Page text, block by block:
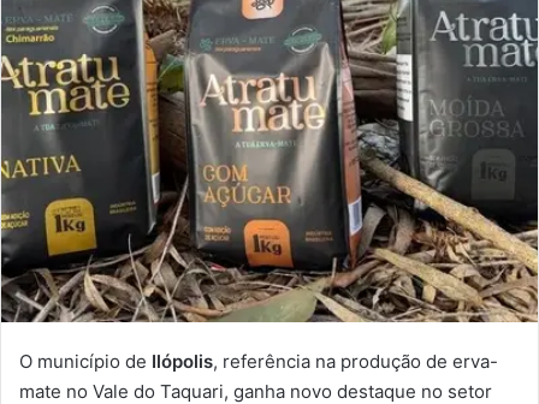
O município de Ilópolis, referência na produção de erva-
mate no Vale do Taquari, ganha novo destaque no setor